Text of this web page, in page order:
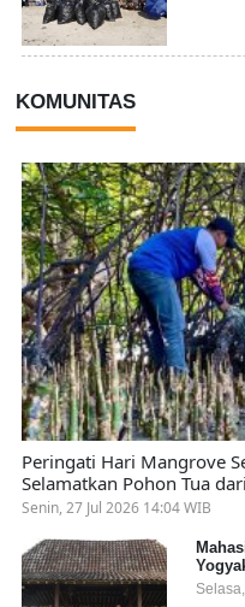
KOMUNITAS
Peringati Hari Mangrove
Selamatkan Pohon Tua
Senin, 27 Jul 2026 14:04 WIB